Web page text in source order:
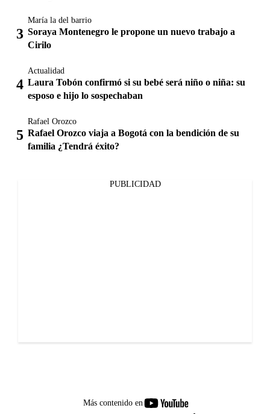
María la del barrio
Soraya Montenegro le propone un nuevo trabajo a
Cirilo
Actualidad
Laura Tobón confirmó si su bebé será niño o niña: su
esposo e hijo lo sospechaban
Rafael Orozco
Rafael Orozco viaja a Bogotá con la bendición de su
familia ¿Tendrá éxito?
PUBLICIDAD
Más contenido en
youtube-